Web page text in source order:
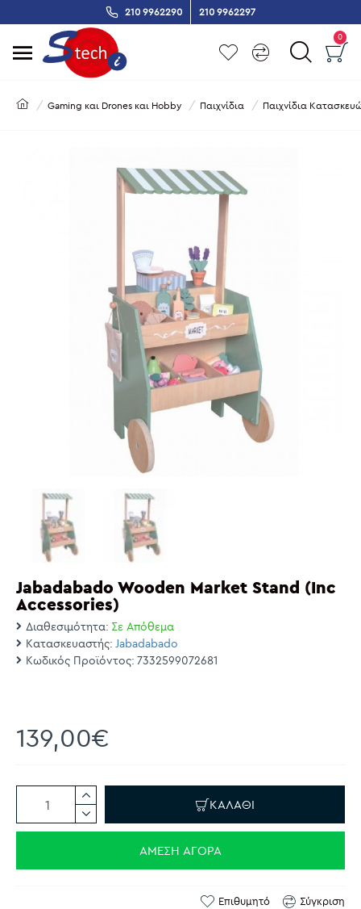
210 9962290 210 9962297
0
Gaming και Drones και Hobby Παιχνίδια Παιχνίδια
Jabadabado Wooden Market Stand (Inc
Accessories)
Διαθεσιμότητα: Σε Απόθεμα
Κατασκευαστής: Jabadabado
Κωδικός Προϊόντος: 7332599072681
139,00€
ΚΑΛΆΘΙ
ΆΜΕΣΗ ΑΓΟΡΆ
Επιθυμητό Σύγκριση